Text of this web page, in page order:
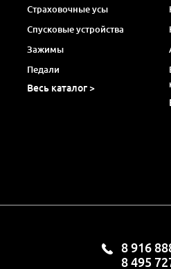
Страховочные усы
Спусковые устройства
Зажимы
Педали
Весь каталог >
8 916
8 495